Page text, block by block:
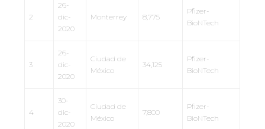
2
26-
dic-
2020
Monterrey 8,775
Pfizer-
BioNTech
3
26-
dic-
2020
Ciudad de
México
34,125
Pfizer-
BioNTech
4
30-
dic-
2020
Ciudad de
México
7,800
Pfizer-
BioNTech